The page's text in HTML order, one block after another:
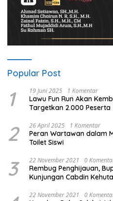
Popular Post
1 19 Juni 2025 1 Komentar
Lawu Fun Run Akan
Targetkan 2.000 Peserta
2 26 April 2025 1 Komentar
Peran Wartawan dalam
Toilet Siswi
3 22 November 2021 0
Rembug Penghijauan,
Kunjungan Cabdin
22 November 2021 0